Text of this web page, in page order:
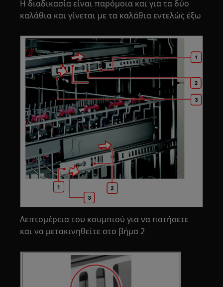
Η διαδικασία είναι παρόμοια και για τα δύο
καλάθια και γίνεται με τα καλάθια εντελώς έξω
Λεπτομέρεια του κουμπιού για να πατήσετε
και να μετακινηθείτε στο βήμα 2